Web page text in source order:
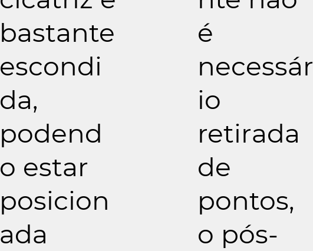
bastante
escondi
da,
podend
o estar
posicion
ada
é
necessár
io
retirada
de
pontos,
o pós-